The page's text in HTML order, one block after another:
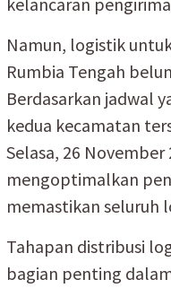
Namun, logistik
Rumbia Tengah
Berdasarkan jadwal
kedua kecamatan
Selasa, 26
mengoptimalkan
memastikan seluruh
Tahapan distribusi
bagian penting